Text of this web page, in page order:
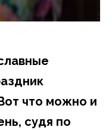
что можно и
судя по